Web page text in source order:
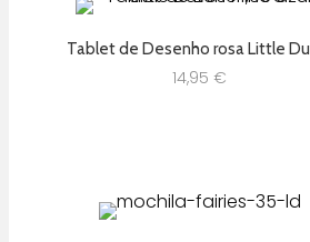
Tablet de Desenho rosa Little
14,95 €